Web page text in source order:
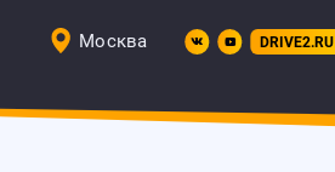
Москва DRIVE2.RU